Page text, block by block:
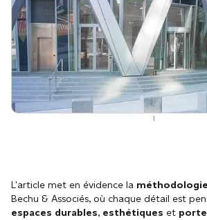
|
L'article met en évidence la
Bechu & Associés, où chaque détail est
espaces durables, esthétiques et